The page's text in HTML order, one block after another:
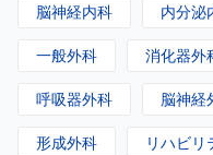
脳神経内科 内分泌
一般外科 消化器外
呼吸器外科 脳神経
形成外科 リハビリ